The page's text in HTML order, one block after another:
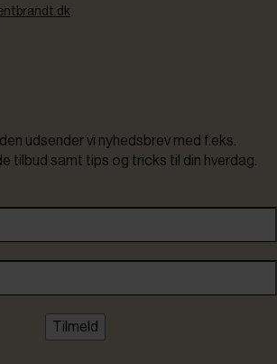
udsender vi nyhedsbrev med f.eks.
tilbud samt tips og tricks til din hverdag.
Tilmeld